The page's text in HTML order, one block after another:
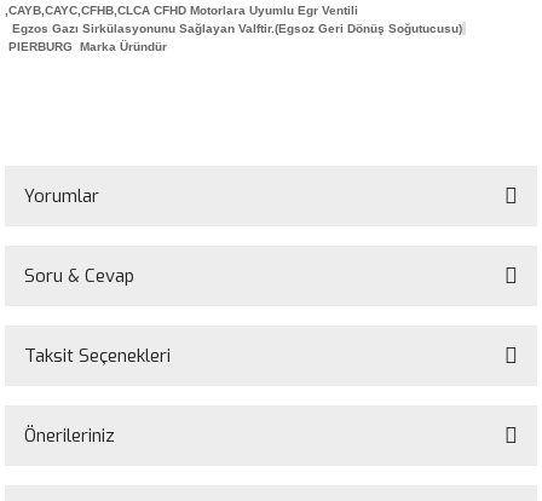
,CAYB,CAYC,CFHB,CLCA CFHD Motorlara Uyumlu Egr Ventili
Egzos Gazı Sirkülasyonunu Sağlayan Valftir.(Egsoz Geri Dönüş Soğutucusu)
PIERBURG Marka Üründür
Yorumlar
Soru & Cevap
Ürün hakkında henüz soru sorulmamış.
Taksit Seçenekleri
Önerileriniz